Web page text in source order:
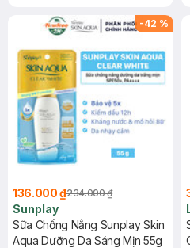
-42 %
136.000 ₫234.000 ₫
Sunplay
Sữa Chống Nắng Sunplay Skin
Aqua Dưỡng Da Sáng Mịn 55g